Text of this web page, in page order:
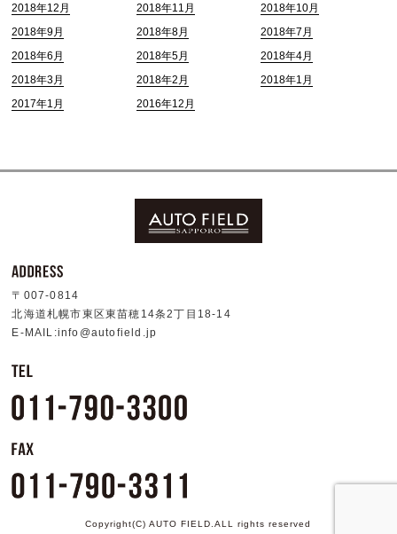
2018年12月
2018年11月
2018年10月
2018年9月
2018年8月
2018年7月
2018年6月
2018年5月
2018年4月
2018年3月
2018年2月
2018年1月
2017年1月
2016年12月
〒007-0814
北海道札幌市東区東苗穂14条2丁目18-14
E-MAIL:info@autofield.jp
Copyright(C) AUTO FIELD.ALL rights reserved